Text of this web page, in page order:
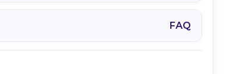
FAQ